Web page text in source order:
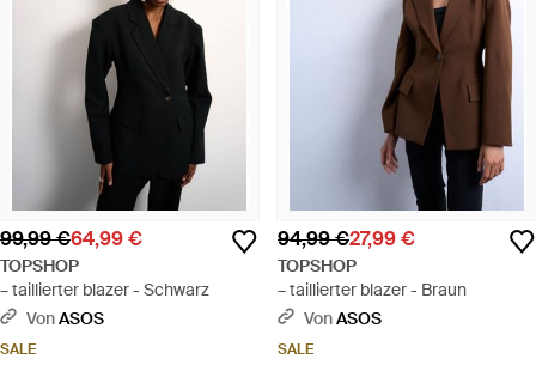
99,99 €64,99 €
TOPSHOP
– taillierter blazer - Schwarz
VonASOS
SALE
94,99 €27,99 €
TOPSHOP
– taillierter blazer - Braun
VonASOS
SALE